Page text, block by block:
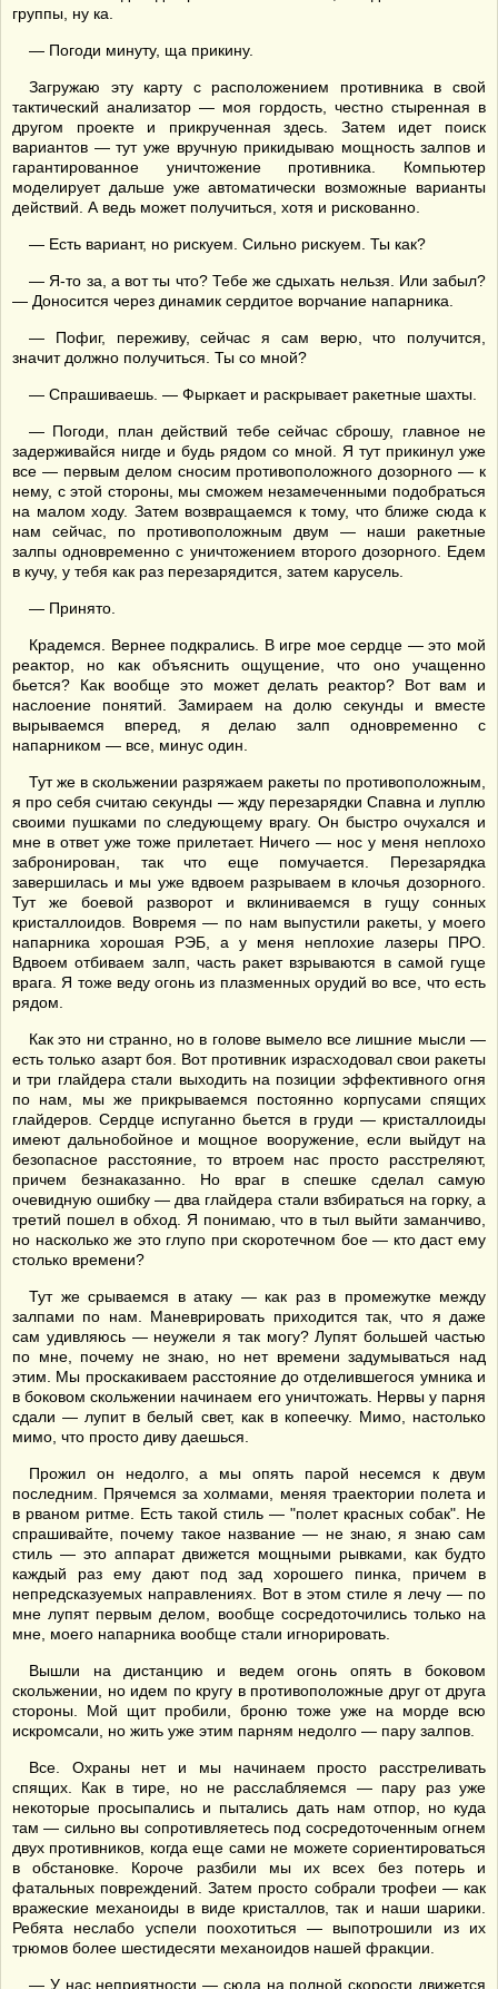
группы, ну ка.
— Погоди минуту, ща прикину.
Загружаю эту карту с расположением противника в свой
тактический анализатор — моя гордость, честно стыренная в
другом проекте и прикрученная здесь. Затем идет поиск
вариантов — тут уже вручную прикидываю мощность залпов и
гарантированное уничтожение противника. Компьютер
моделирует дальше уже автоматически возможные варианты
действий. А ведь может получиться, хотя и рискованно.
— Есть вариант, но рискуем. Сильно рискуем. Ты как?
— Я-то за, а вот ты что? Тебе же сдыхать нельзя. Или забыл?
— Доносится через динамик сердитое ворчание напарника.
— Пофиг, переживу, сейчас я сам верю, что получится,
значит должно получиться. Ты со мной?
— Спрашиваешь. — Фыркает и раскрывает ракетные шахты.
— Погоди, план действий тебе сейчас сброшу, главное не
задерживайся нигде и будь рядом со мной. Я тут прикинул уже
все — первым делом сносим противоположного дозорного — к
нему, с этой стороны, мы сможем незамеченными подобраться
на малом ходу. Затем возвращаемся к тому, что ближе сюда к
нам сейчас, по противоположным двум — наши ракетные
залпы одновременно с уничтожением второго дозорного. Едем
в кучу, у тебя как раз перезарядится, затем карусель.
— Принято.
Крадемся. Вернее подкрались. В игре мое сердце — это мой
реактор, но как объяснить ощущение, что оно учащенно
бьется? Как вообще это может делать реактор? Вот вам и
наслоение понятий. Замираем на долю секунды и вместе
вырываемся вперед, я делаю залп одновременно с
напарником — все, минус один.
Тут же в скольжении разряжаем ракеты по противоположным,
я про себя считаю секунды — жду перезарядки Спавна и луплю
своими пушками по следующему врагу. Он быстро очухался и
мне в ответ уже тоже прилетает. Ничего — нос у меня неплохо
забронирован, так что еще помучается. Перезарядка
завершилась и мы уже вдвоем разрываем в клочья дозорного.
Тут же боевой разворот и вклиниваемся в гущу сонных
кристаллоидов. Вовремя — по нам выпустили ракеты, у моего
напарника хорошая РЭБ, а у меня неплохие лазеры ПРО.
Вдвоем отбиваем залп, часть ракет взрываются в самой гуще
врага. Я тоже веду огонь из плазменных орудий во все, что есть
рядом.
Как это ни странно, но в голове вымело все лишние мысли —
есть только азарт боя. Вот противник израсходовал свои ракеты
и три глайдера стали выходить на позиции эффективного огня
по нам, мы же прикрываемся постоянно корпусами спящих
глайдеров. Сердце испуганно бьется в груди — кристаллоиды
имеют дальнобойное и мощное вооружение, если выйдут на
безопасное расстояние, то втроем нас просто расстреляют,
причем безнаказанно. Но враг в спешке сделал самую
очевидную ошибку — два глайдера стали взбираться на горку, а
третий пошел в обход. Я понимаю, что в тыл выйти заманчиво,
но насколько же это глупо при скоротечном бое — кто даст ему
столько времени?
Тут же срываемся в атаку — как раз в промежутке между
залпами по нам. Маневрировать приходится так, что я даже
сам удивляюсь — неужели я так могу? Лупят большей частью
по мне, почему не знаю, но нет времени задумываться над
этим. Мы проскакиваем расстояние до отделившегося умника и
в боковом скольжении начинаем его уничтожать. Нервы у парня
сдали — лупит в белый свет, как в копеечку. Мимо, настолько
мимо, что просто диву даешься.
Прожил он недолго, а мы опять парой несемся к двум
последним. Прячемся за холмами, меняя траектории полета и
в рваном ритме. Есть такой стиль — "полет красных собак". Не
спрашивайте, почему такое название — не знаю, я знаю сам
стиль — это аппарат движется мощными рывками, как будто
каждый раз ему дают под зад хорошего пинка, причем в
непредсказуемых направлениях. Вот в этом стиле я лечу — по
мне лупят первым делом, вообще сосредоточились только на
мне, моего напарника вообще стали игнорировать.
Вышли на дистанцию и ведем огонь опять в боковом
скольжении, но идем по кругу в противоположные друг от друга
стороны. Мой щит пробили, броню тоже уже на морде всю
искромсали, но жить уже этим парням недолго — пару залпов.
Все. Охраны нет и мы начинаем просто расстреливать
спящих. Как в тире, но не расслабляемся — пару раз уже
некоторые просыпались и пытались дать нам отпор, но куда
там — сильно вы сопротивляетесь под сосредоточенным огнем
двух противников, когда еще сами не можете сориентироваться
в обстановке. Короче разбили мы их всех без потерь и
фатальных повреждений. Затем просто собрали трофеи — как
вражеские механоиды в виде кристаллов, так и наши шарики.
Ребята неслабо успели поохотиться — выпотрошили из их
трюмов более шестидесяти механоидов нашей фракции.
— У нас неприятности — сюда на полной скорости движется